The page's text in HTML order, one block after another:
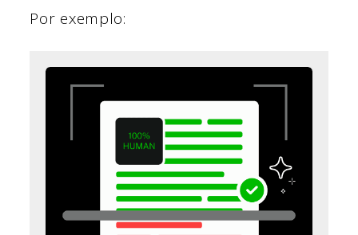
Por exemplo: